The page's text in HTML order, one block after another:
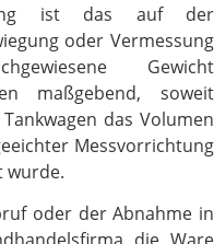
ist das auf der
oder Vermessung
Gewicht
maßgebend, soweit
das Volumen
Messvorrichtung
wurde.
oder der Abnahme in
die Ware